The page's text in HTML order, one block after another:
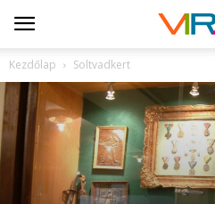
Kezdőlap Soltvadkert